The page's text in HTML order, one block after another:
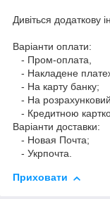
Дивіться додаткову
Варіанти оплати:
- Пром-оплата,
- Накладене
- На карту банку;
- На
- Кредитною
Варіанти доставки:
- Новая Почта;
- Укрпочта.
Приховати